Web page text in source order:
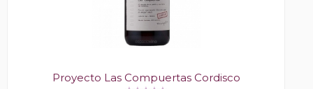
Proyecto Las Compuertas Cordisco